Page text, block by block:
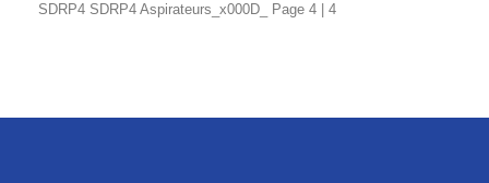
SDRP4 SDRP4 Aspirateurs_x000D_ Page 4 | 4